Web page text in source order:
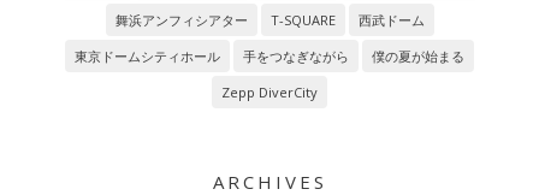
舞浜アンフィシアター
T-SQUARE
西武ドーム
東京ドームシティホール
手をつなぎながら
僕の夏が始まる
Zepp DiverCity
ARCHIVES